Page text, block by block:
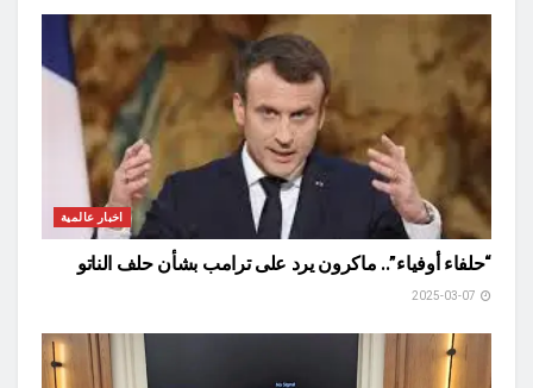
اخبار عالمية
“حلفاء أوفياء”.. ماكرون يرد على ترامب بشأن حلف الناتو